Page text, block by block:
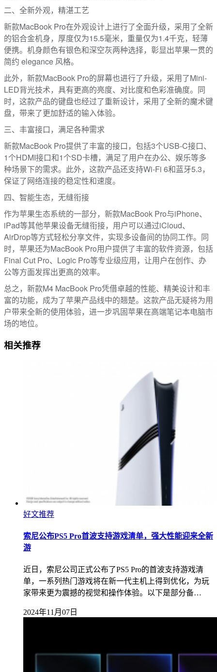
二、全新外观，精湛工艺
新款MacBook Pro在外观设计上进行了全面升级，采用了全新
的铝合金机身，厚度仅为15.5毫米，重量仅为1.4千克，轻薄
便携。机身颜色有银色和深空灰两种选择，彰显出苹果一贯的
简约 elegance 风格。
此外，新款MacBook Pro的屏幕也进行了升级，采用了Mini-
LED背光技术，具有更高的亮度、对比度和色彩准确度。同
时，这款产品的键盘也经过了重新设计，采用了全新的魔术键
盘，带来了更加舒适的输入体验。
三、丰富接口，满足各种需求
新款MacBook Pro提供了丰富的接口，包括3个USB-C接口、
1个HDMI接口和1个SD卡槽，满足了用户在办公、娱乐等多
种场景下的需求。此外，这款产品还支持Wi-Fi 6和蓝牙5.3，
保证了网络连接的稳定性和速度。
四、智能生态，无缝衔接
作为苹果生态系统的一部分，新款MacBook Pro与iPhone、
iPad等其他苹果设备无缝衔接，用户可以通过iCloud、
AirDrop等方式轻松分享文件，实现多设备间的协同工作。同
时，苹果还为MacBook Pro用户提供了丰富的软件资源，包括
Final Cut Pro、Logic Pro等专业级应用，让用户在创作、办
公等方面发挥出更高的效率。
总之，新款M4 MacBook Pro凭借卓越的性能、精美设计和丰
富的功能，成为了苹果产品线中的翘楚。这款产品无疑将为用
户带来全新的使用体验，进一步巩固苹果在高端笔记本电脑市
场的地位。
相关推荐
好文推荐
索尼公布PS5 Pro首波支持游戏清单，强大性能迎来全新
游
近日，索尼公司正式公布了PS5 Pro的首波支持游戏清
单，一系列热门游戏将在新一代主机上得到优化，为玩
家带来更为震撼的视觉和操作体验。以下是部分备…
2024年11月07日